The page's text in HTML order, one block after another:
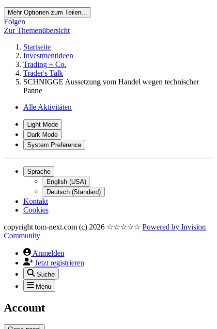
Mehr Optionen zum Teilen...
Folgen
Zur Themenübersicht
Startseite
Investmentideen
Trading + Co.
Trader's Talk
SCHNIGGE Aussetzung vom Handel wegen technischer
Panne
Alle Aktivitäten
Light Mode
Dark Mode
System Preference
Sprache
English (USA)
Deutsch (Standard)
Kontakt
Cookies
copyright tom-next.com (c) 2026 ☆☆☆☆☆ Powered by Invision
Community
Anmelden
Jetzt registrieren
Suche
Menu
Account